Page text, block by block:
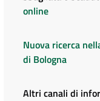
online
Nuova ricerca
di Bologna
Altri canali di